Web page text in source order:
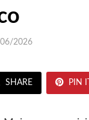
2026
SHARE PIN IT